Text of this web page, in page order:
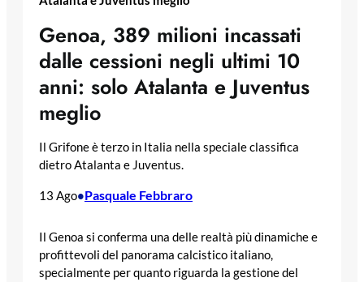
Genoa, 389 milioni incassati
dalle cessioni negli ultimi 10
anni: solo Atalanta e Juventus
meglio
Il Grifone è terzo in Italia nella speciale classifica
dietro Atalanta e Juventus.
13 Ago•Pasquale Febbraro
Il Genoa si conferma una delle realtà più dinamiche e
profittevoli del panorama calcistico italiano,
specialmente per quanto riguarda la gestione del